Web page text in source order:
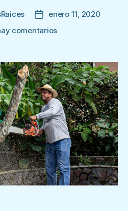
Post
date
enero 11, 2020
comentariosen
una
casa
y
mejorar
el
valor